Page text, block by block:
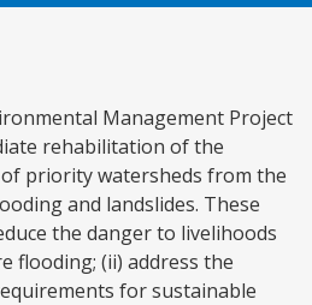
Management Project
rehabilitation of the
priority watersheds from the
and landslides. These
the danger to livelihoods
flooding; (ii) address the
for sustainable